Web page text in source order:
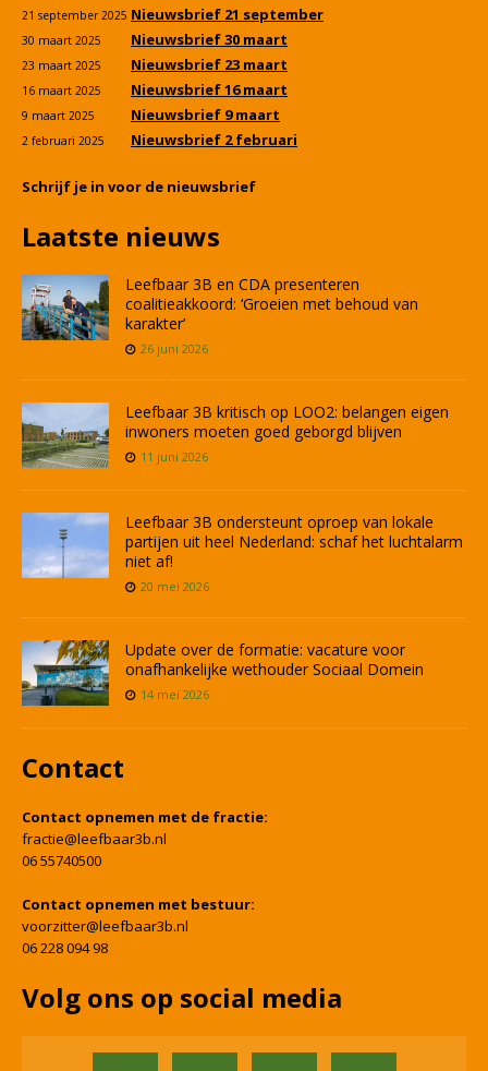
21 september 2025 Nieuwsbrief 21 september
30 maart 2025 Nieuwsbrief 30 maart
23 maart 2025 Nieuwsbrief 23 maart
16 maart 2025 Nieuwsbrief 16 maart
9 maart 2025 Nieuwsbrief 9 maart
2 februari 2025 Nieuwsbrief 2 februari
Schrijf je in voor de nieuwsbrief
Laatste nieuws
Leefbaar 3B en CDA presenteren
coalitieakkoord: ‘Groeien met behoud van
karakter’
26 juni 2026
Leefbaar 3B kritisch op LOO2: belangen eigen
inwoners moeten goed geborgd blijven
11 juni 2026
Leefbaar 3B ondersteunt oproep van lokale
partijen uit heel Nederland: schaf het luchtalarm
niet af!
20 mei 2026
Update over de formatie: vacature voor
onafhankelijke wethouder Sociaal Domein
14 mei 2026
Contact
Contact opnemen met de fractie:
fractie@leefbaar3b.nl
06 55740500
Contact opnemen met bestuur:
voorzitter@leefbaar3b.nl
06 228 094 98
Volg ons op social media